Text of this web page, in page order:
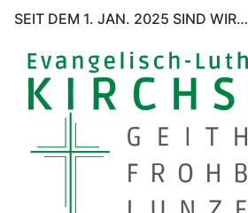
SEIT DEM 1. JAN. 2025 SIND WIR…